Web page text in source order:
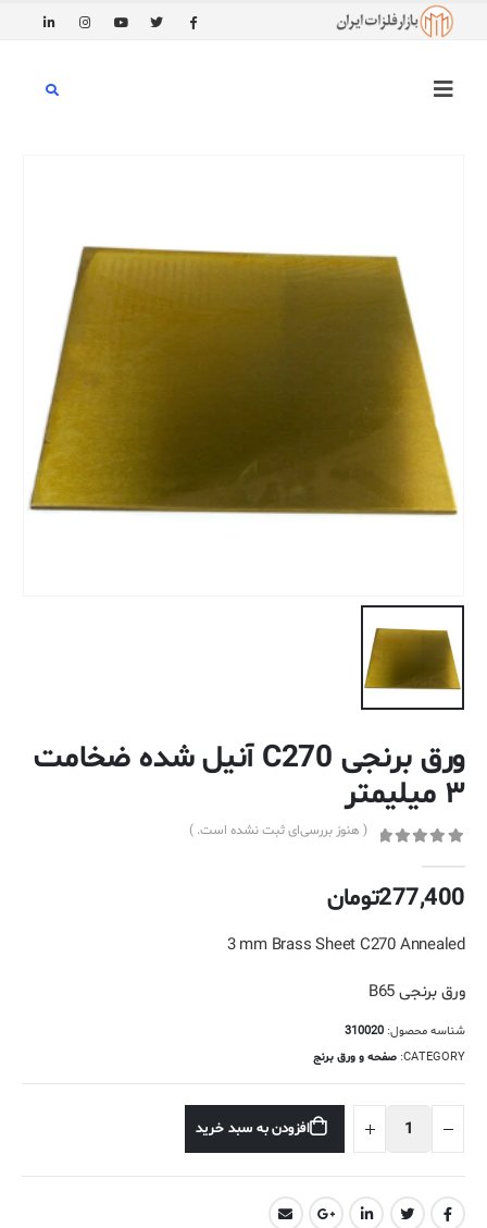
ورق برنجی C270 آنیل شده ضخامت
۳ میلیمتر
( هنوز بررسی‌ای ثبت نشده است. )
277,400تومان
3 mm Brass Sheet C270 Annealed
ورق برنجی B65
شناسه محصول: 310020
CATEGORY: صفحه و ورق برنج
افزودن به سبد خرید